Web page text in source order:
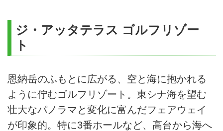
ジ・アッタテラス ゴルフリゾー
ト
恩納岳のふもとに広がる、空と海に抱かれる
ように佇むゴルフリゾート。東シナ海を望む
壮大なパノラマと変化に富んだフェアウェイ
が印象的。特に3番ホールなど、高台から海へ